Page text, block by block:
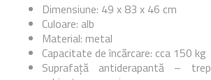
Dimensiune: 49 x 83 x 46 cm
Culoare: alb
Material: metal
Capacitate de încărcare: cca 150 kg
Suprafață antiderapantă –